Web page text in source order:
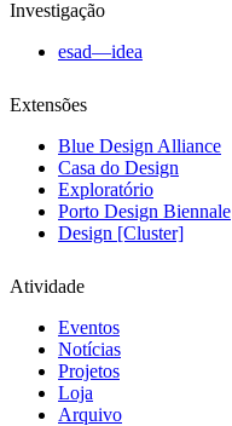
Investigação
esad—idea
Extensões
Blue Design Alliance
Casa do Design
Exploratório
Porto Design Biennale
Design [Cluster]
Atividade
Eventos
Notícias
Projetos
Loja
Arquivo